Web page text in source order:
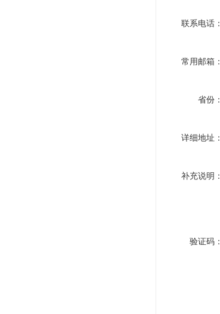
联系电话：
常用邮箱：
省份：
详细地址：
补充说明：
验证码：